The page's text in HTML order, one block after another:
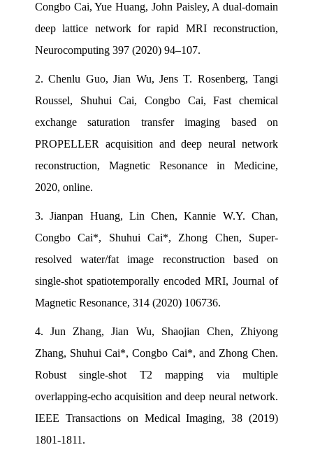
Congbo Cai, Yue Huang, John Paisley, A dual-domain
deep lattice network for rapid MRI reconstruction,
Neurocomputing 397 (2020) 94–107.
2.Chenlu Guo, Jian Wu, Jens T. Rosenberg, Tangi
Roussel, Shuhui Cai, Congbo Cai, Fast chemical
exchange saturation transfer imaging based on
PROPELLER acquisition and deep neural network
reconstruction, Magnetic Resonance in Medicine,
2020, online.
3.Jianpan Huang, Lin Chen, Kannie W.Y. Chan,
Congbo Cai*, Shuhui Cai*, Zhong Chen, Super-
resolved water/fat image reconstruction based on
single-shot spatiotemporally encoded MRI, Journal of
Magnetic Resonance, 314 (2020) 106736.
4.Jun Zhang, Jian Wu, Shaojian Chen, Zhiyong
Zhang, Shuhui Cai*, Congbo Cai*, and Zhong Chen.
Robust single-shot T2 mapping via multiple
overlapping-echo acquisition and deep neural network.
IEEE Transactions on Medical Imaging, 38 (2019)
1801-1811.